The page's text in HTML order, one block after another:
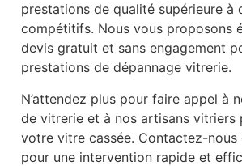
prestations de qualité supérieure à
compétitifs. Nous vous proposons
devis gratuit et sans engagement
prestations de dépannage vitrerie.
N’attendez plus pour faire appel à
de vitrerie et à nos artisans vitriers
votre vitre cassée. Contactez-nous
pour une intervention rapide et